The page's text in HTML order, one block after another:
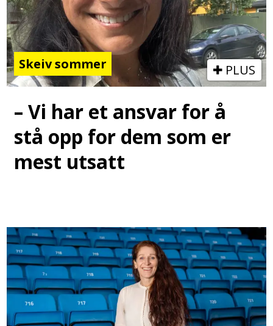
Skeiv sommer PLUS
– Vi har et ansvar for å
stå opp for dem som er
mest utsatt